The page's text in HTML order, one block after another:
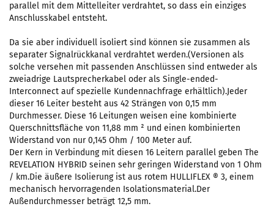
parallel mit dem Mittelleiter verdrahtet, so dass ein einziges
Anschlusskabel entsteht.
Da sie aber individuell isoliert sind können sie zusammen als
separater Signalrückkanal verdrahtet werden.(Versionen als
solche versehen mit passenden Anschlüssen sind entweder als
zweiadrige Lautsprecherkabel oder als Single-ended-
Interconnect auf spezielle Kundennachfrage erhältlich).Jeder
dieser 16 Leiter besteht aus 42 Strängen von 0,15 mm
Durchmesser. Diese 16 Leitungen weisen eine kombinierte
Querschnittsfläche von 11,88 mm ² und einen kombinierten
Widerstand von nur 0,145 Ohm / 100 Meter auf.
Der Kern in Verbindung mit diesen 16 Leitern parallel geben The
REVELATION HYBRID seinen sehr geringen Widerstand von 1 Ohm
/ km.Die äußere Isolierung ist aus rotem HULLIFLEX ® 3, einem
mechanisch hervorragenden Isolationsmaterial.Der
Außendurchmesser beträgt 12,5 mm.